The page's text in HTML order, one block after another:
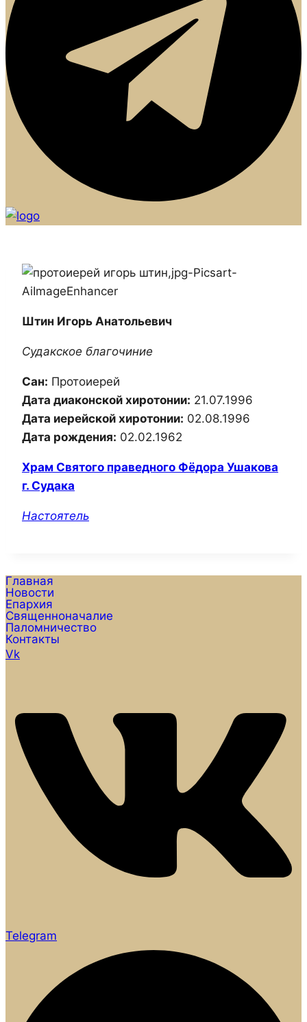
Штин Игорь Анатольевич
Судакское благочиние
Сан: Протоиерей
Дата диаконской хиротонии: 21.07.1996
Дата иерейской хиротонии: 02.08.1996
Дата рождения: 02.02.1962
Храм Святого праведного Фёдора Ушакова
г. Судака
Настоятель
Главная
Новости
Епархия
Священноначалие
Паломничество
Контакты
Vk
Telegram